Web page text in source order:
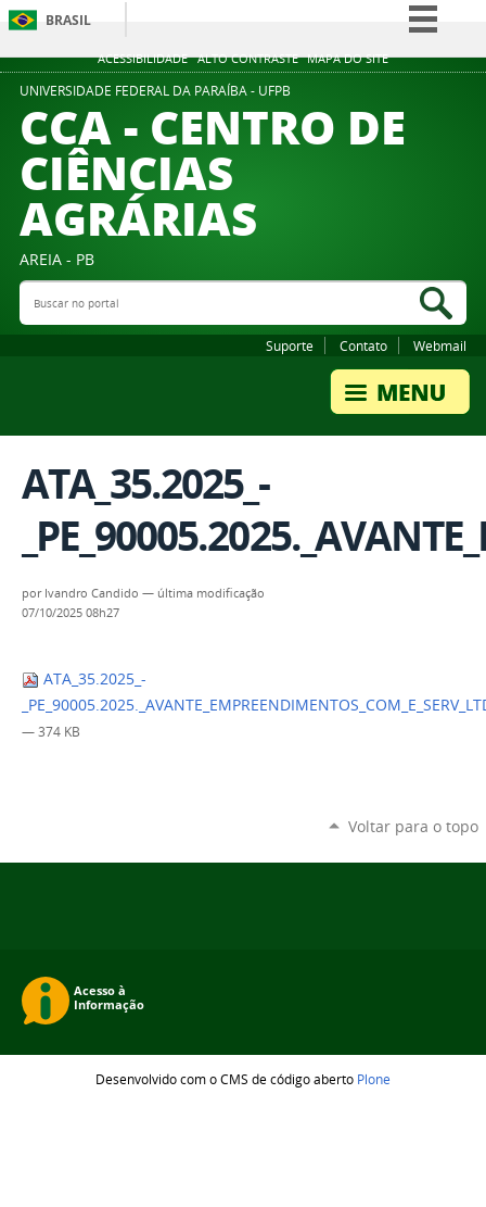
ACESSIBILIDADE ALTO CONTRASTE MAPA DO SITE
BRASIL
Simplifique!
Participe
UNIVERSIDADE FEDERAL DA PARAÍBA - UFPB
CCA - CENTRO DE
CIÊNCIAS
AGRÁRIAS
AREIA - PB
Buscar no portal
Suporte Contato Webmail
ATA_35.2025_-
por Ivandro Candido — última modificação
07/10/2025 08h27
ATA_35.2025_-
— 374 KB
Voltar para o topo
Desenvolvido com o CMS de código aberto Plone